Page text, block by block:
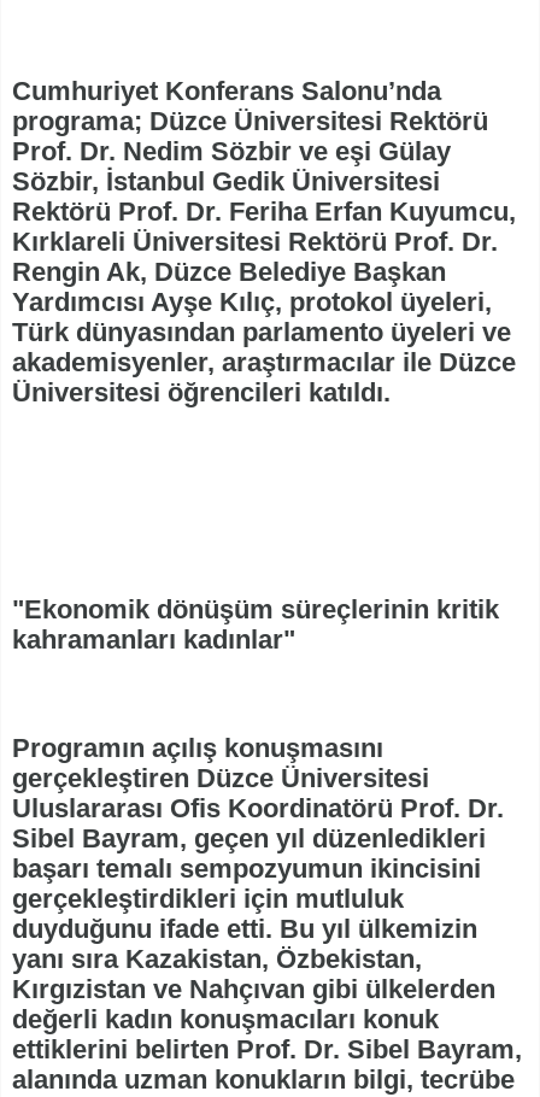
Cumhuriyet Konferans Salonu’nda
programa; Düzce Üniversitesi Rektörü
Prof. Dr. Nedim Sözbir ve eşi Gülay
Sözbir, İstanbul Gedik Üniversitesi
Rektörü Prof. Dr. Feriha Erfan Kuyumcu,
Kırklareli Üniversitesi Rektörü Prof. Dr.
Rengin Ak, Düzce Belediye Başkan
Yardımcısı Ayşe Kılıç, protokol üyeleri,
Türk dünyasından parlamento üyeleri ve
akademisyenler, araştırmacılar ile Düzce
Üniversitesi öğrencileri katıldı.
"Ekonomik dönüşüm süreçlerinin kritik
kahramanları kadınlar"
Programın açılış konuşmasını
gerçekleştiren Düzce Üniversitesi
Uluslararası Ofis Koordinatörü Prof. Dr.
Sibel Bayram, geçen yıl düzenledikleri
başarı temalı sempozyumun ikincisini
gerçekleştirdikleri için mutluluk
duyduğunu ifade etti. Bu yıl ülkemizin
yanı sıra Kazakistan, Özbekistan,
Kırgızistan ve Nahçıvan gibi ülkelerden
değerli kadın konuşmacıları konuk
ettiklerini belirten Prof. Dr. Sibel Bayram,
alanında uzman konukların bilgi, tecrübe